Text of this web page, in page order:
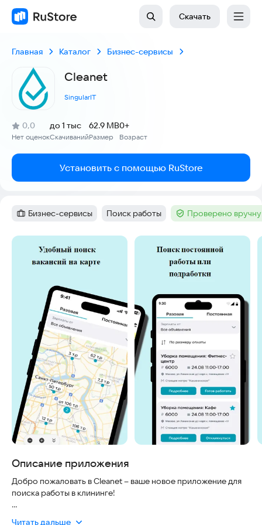
Скачать
Главная Каталог Бизнес-сервисы
Cleanet
SingularIT
Рейтинг:
0,0
(
Нет оценок
)
Скачиваний
до 1 тыс
Размер
62.9 MB
Возраст
0+
Установить с помощью RuStore
Категория :
Бизнес-сервисы Тег:
Поиск работы Тег :Проверено
Скриншоты
Описание приложения
Добро пожаловать в Cleanet – ваше новое приложение для
поиска работы в клининге!
Читать дальше